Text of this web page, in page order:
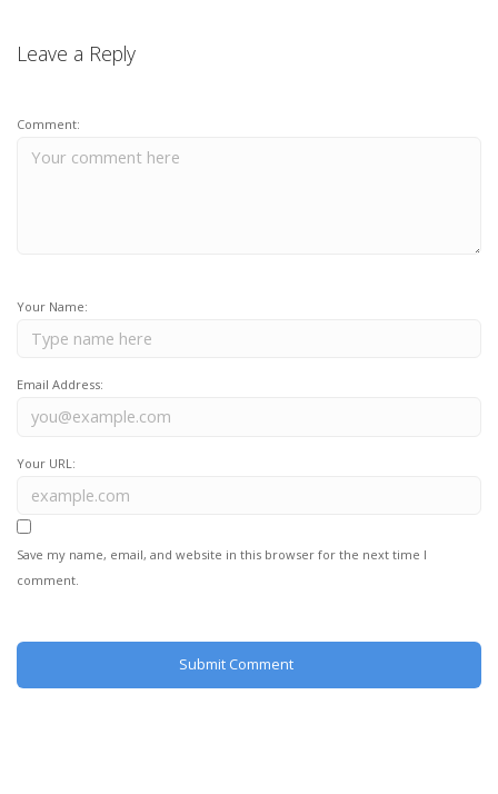
Leave a Reply
Comment:
Your Name:
Email Address:
Your URL:
Save my name, email, and website in this browser for the next time I
comment.